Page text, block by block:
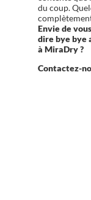
du coup.
Envie de
dire bye bye
à MiraDry ?
Contactez-